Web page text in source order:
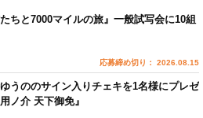
たちと7000マイルの旅』一般試写会に10組
応募締め切り： 2026.08.15
うののサイン入りチェキを1名様にプレゼ
ノ介 天下御免』